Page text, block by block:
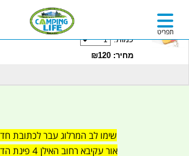
WATER CONTAINER WITH TAP
CAMPINGLIFE ISRAEL קמפינג לייף
כמות:
מחיר: ₪120
שימו לב המרלוג עבר לכתובת
אור עקיבא רחוב האילן 4 פינת הדס 8
תפריט